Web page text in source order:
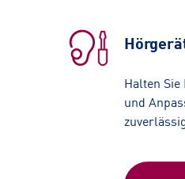
Halten
und